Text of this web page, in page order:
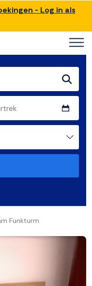
- Log in als
Funkturm